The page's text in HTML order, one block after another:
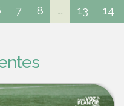
7 8 ... 13 14